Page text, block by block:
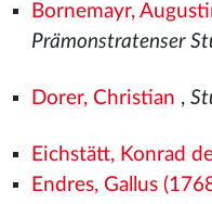
Bornemayr,
Prämonstratenser
Dorer, Christian ,
Eichstätt, Konrad
Endres, Gallus